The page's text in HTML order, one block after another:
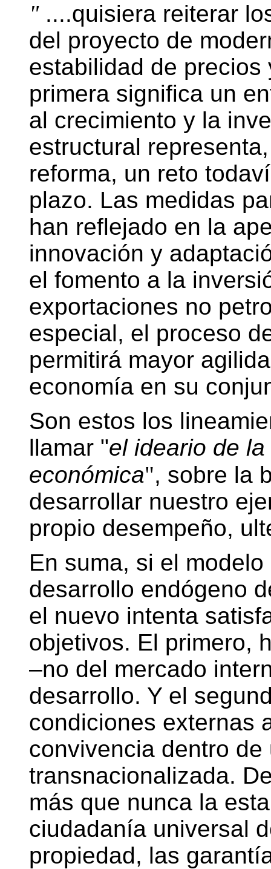
" ....quisiera reiterar
del proyecto de
estabilidad de
primera significa un
al crecimiento y la
estructural
reforma, un reto
plazo. Las medidas
han reflejado en la
innovación y
el fomento a la
exportaciones no
especial, el proceso
permitirá mayor
economía en su
Son estos los
llamar "el ideario de
económica", sobre la
desarrollar nuestro
propio desempeño,
En suma, si el
desarrollo endógeno
el nuevo intenta
objetivos. El primero,
–no del mercado
desarrollo. Y el
condiciones externas
convivencia dentro
transnacionalizada.
más que nunca la
ciudadanía universal
propiedad, las